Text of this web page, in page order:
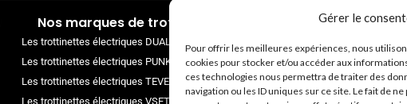
Gérer le
Pour offrir les meilleures expériences, nous
cookies pour stocker et/ou accéder aux
ces technologies nous permettra de traiter des
navigation ou les ID uniques sur ce site. Le fait de
Nos marques de trottinettes
Les trottinettes électriques DUALTRON
Les trottinettes électriques PUNK ELECTRIC
Les trottinettes électriques TEVERUN
Les trottinettes électriques VSETT
26 Avenue Jean Janvier -
Téléphone portable : 06
contact@pro-trott.com
Horaire de la boutique
Du Lundi au Vendredi de